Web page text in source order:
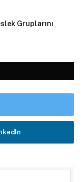
Gruplarını